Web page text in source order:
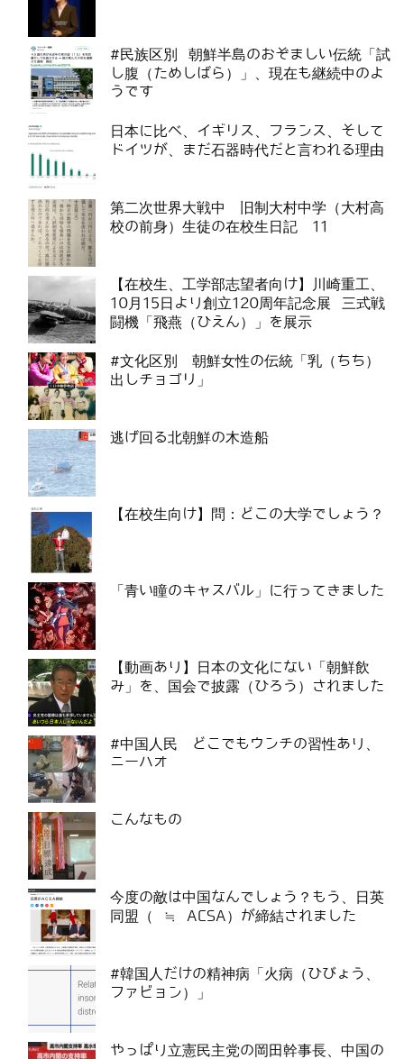
#民族区別 朝鮮半島のおぞましい伝統「試
し腹（ためしばら）」、現在も継続中のよ
うです
日本に比べ、イギリス、フランス、そして
ドイツが、まだ石器時代だと言われる理由
第二次世界大戦中 旧制大村中学（大村高
校の前身）生徒の在校生日記 11
【在校生、工学部志望者向け】川崎重工、
10月15日より創立120周年記念展 三式戦
闘機「飛燕（ひえん）」を展示
#文化区別 朝鮮女性の伝統「乳（ちち）
出しチョゴリ」
逃げ回る北朝鮮の木造船
【在校生向け】問：どこの大学でしょう？
「青い瞳のキャスバル」に行ってきました
【動画あり】日本の文化にない「朝鮮飲
み」を、国会で披露（ひろう）されました
#中国人民 どこでもウンチの習性あり、
ニーハオ
こんなもの
今度の敵は中国なんでしょう？もう、日英
同盟（ ≒ ACSA）が締結されました
#韓国人だけの精神病「火病（ひびょう、
ファビョン）」
やっぱり立憲民主党の岡田幹事長、中国の